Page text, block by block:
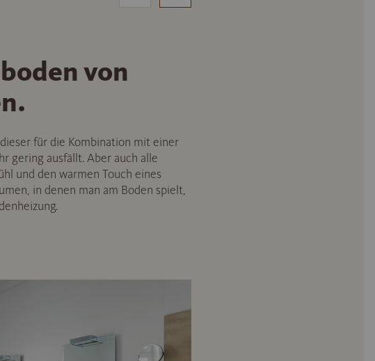
von
für die Kombination mit einer
gering ausfällt. Aber auch alle
und den warmen Touch eines
in denen man am Boden spielt,